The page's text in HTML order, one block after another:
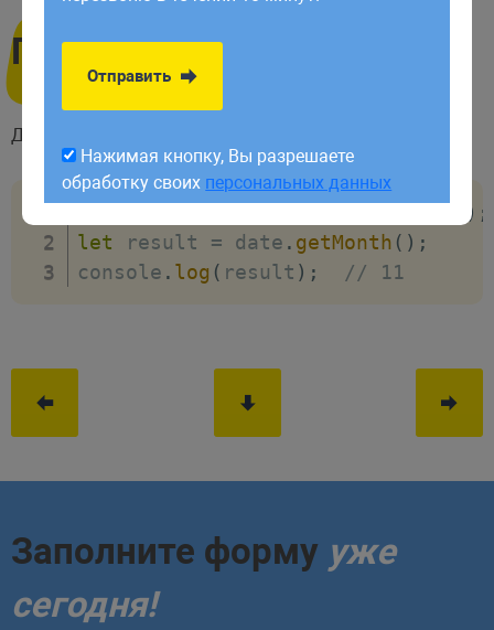
Пример
Давайте выведем месяц за заданную дату:
) ;
let result = date . getMonth ( ) ;
console . log ( result ) ; // 11
Заполните форму уже
сегодня!
обработку своихперсональных данных
Отправить
Нажимая кнопку, Вы разрешаете
обработку своих персональных данных